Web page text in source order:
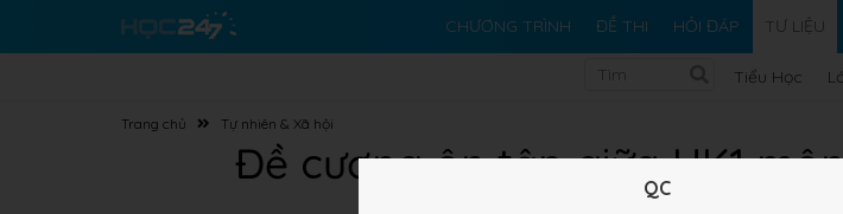
CHƯƠNG TRÌNH ĐỀ THI HỎI ĐÁP TƯ LIỆU
Tiểu Học
Trang chủ Tự nhiên & Xã hội
Đề cương ôn tập giữa HK1
QC